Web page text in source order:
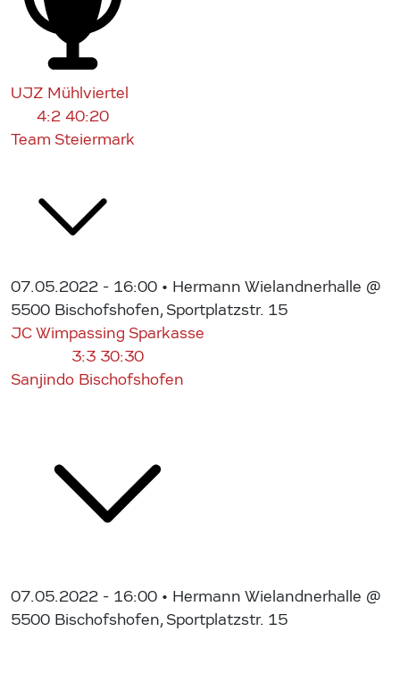
UJZ Mühlviertel
4:2 40:20
Team Steiermark
07.05.2022 - 16:00 • Hermann Wielandnerhalle @
5500 Bischofshofen, Sportplatzstr. 15
JC Wimpassing Sparkasse
3:3 30:30
Sanjindo Bischofshofen
07.05.2022 - 16:00 • Hermann Wielandnerhalle @
5500 Bischofshofen, Sportplatzstr. 15